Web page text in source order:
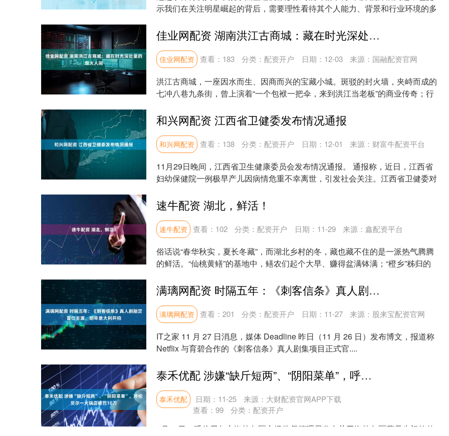
示我们在关注明星崛起的背后，需要理性看待其个人能力、背景和行业环境的多
佳业网配资 湖南洪江古商城：藏在时光深处里的烟火人间
佳业网配资 日期：12-03 来源：国融配资官网
查看： 183 分类： 配资开户
洪江古商城，一座因水而生、因商而兴的宝藏小城。斑驳的封火墙，夹峙而成的
七冲八巷九条街，曾上演着“一个包袱一把伞，来到洪江当老板”的商业传奇；行
和兴网配资 江西省卫健委发布情况通报
和兴网配资 日期：12-01 来源：财富牛配资平台
查看： 138 分类： 配资开户
11月29日晚间，江西省卫生健康委员会发布情况通报。 通报称，近日，江西省
妇幼保健院一例极早产儿因病情危重不幸离世，引发社会关注。江西省卫健委对
速牛配资 湖北，鲜活！
速牛配资 日期：11-29 来源：鑫配资平台
查看： 102 分类： 配资开户
俗话说“春华秋实，夏长冬藏”，而湖北乡村的冬，藏也藏不住的是一派热气腾腾
的鲜活。“仙桃黄鳝”的基地中，鳝农们起个大早、赚得盆满钵满；“橙乡”秭归的
满璃网配资 时隔五年：《刺客信条》真人剧敲定首位主演，明年意大利开拍
满璃网配资 日期：11-27 来源：股来宝配资官网
查看： 201 分类： 配资开户
IT之家 11 月 27 日消息，媒体 Deadline 昨日（11 月 26 日）发布博文，报道称
Netflix 与育碧合作的《刺客信条》真人剧集项目正式官....
泰禾优配 涉嫌“缺斤短两”、“阴阳菜单”，呼伦贝尔一火锅店被罚10万
泰禾优配 日期：11-25
来源：大财配资官网APP下载
查看： 99 分类： 配资开户
8月12日，呼伦贝尔市海拉尔区市场监督管理局发布关于海拉尔区蒙元牛门焰传